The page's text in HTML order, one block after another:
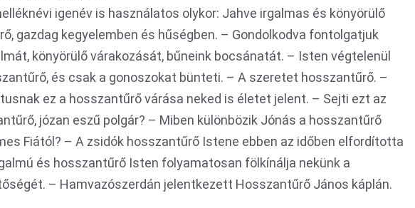
igenév is használatos olykor: Jahve irgalmas és könyörülő
gazdag kegyelemben és hűségben. – Gondolkodva fontolgatjuk
könyörülő várakozását, bűneink bocsánatát. – Isten végtelenül
és csak a gonoszokat bünteti. – A szeretet hosszantűrő. –
ez a hosszantűrő várása neked is életet jelent. – Sejti ezt az
józan eszű polgár? – Miben különbözik Jónás a hosszantűrő
Fiától? – A zsidók hosszantűrő Istene ebben az időben elfordította
és hosszantűrő Isten folyamatosan fölkínálja nekünk a
– Hamvazószerdán jelentkezett Hosszantűrő János káplán.